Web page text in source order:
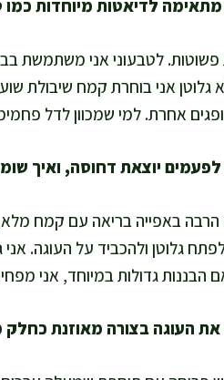
לטבעוני אני משתמשת
גלוטן אני בוחרת קמח שיבולת
אחרת. למי שמכוון לדל
הרבה באפייה בריאה עם קמח
גלוטן ולהכביד על העוגה.
אני מפחיתה 20–30 מ"ל נוזל, כי עודף לחות יכול לגרום לדחיסות